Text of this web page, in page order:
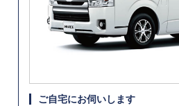
ご自宅にお伺いします